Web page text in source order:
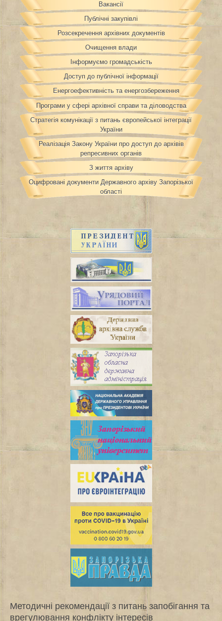
Вакансії
Публічні закупівлі
Розсекречення архівних документів
Очищення влади
Інформуємо громадськість
Доступ до публічної інформації
Енергоефективність та енергозбереження
Програми у сфері архівної справи та діловодства
Стратегія комунікації з питань європейської інтеграції
України
Реалізація Закону України про доступ до архівів
репресивних органів
З життя архіву
Оцифровані документи Державного архіву Запорізької
області
Методичні рекомендації з питань запобігання та
врегулювання конфлікту інтересів